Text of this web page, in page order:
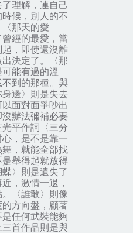
理解，連自己
候，別人的不
〈那天的愛
曾經的最愛 ，當
，即使還沒離
決定了。
〈那
可能有過的溫
不到的那種。與
身邊〉 則是失去
以面對面爭吵出
辦法彌補必要
平作詞 〈三分
心，是不是靠一
，就能全部找
舉得起就放得
〉 則是遺失了
，激情一退，
〈誰敢〉 則像
方向盤 ，顧著
任何武裝能夠
首作品則是與